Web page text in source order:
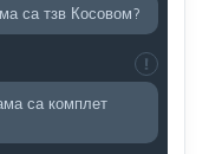
са тзв Косовом?
са комплет